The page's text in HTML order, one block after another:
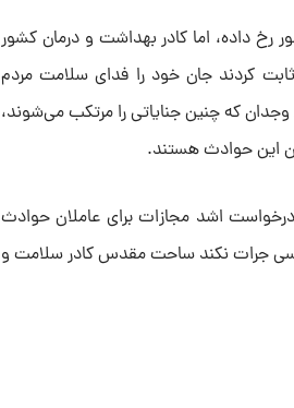
داده، اما کادر بهداشت و درمان کشور
کردند جان خود را فدای سلامت مردم
که چنین جنایاتی را مرتکب می‌شوند،
این حوادث هستند.
اشد مجازات برای عاملان حوادث
تا کسی جرات نکند ساحت مقدس کادر سلامت و